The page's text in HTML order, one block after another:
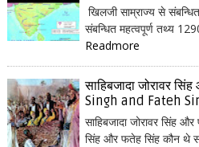
खिलजी साम्राज्य से
संबन्धित महत्वपूर्ण तथ्य
Readmore
साहिबजादा जोरावर
Singh and Fateh
साहिबजादा जोरावर सिंह
सिंह और फतेह सिंह कौन थे